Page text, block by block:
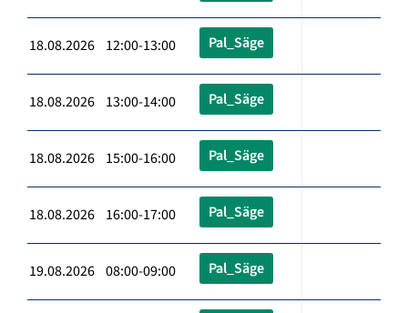
18.08.2026 12:00-13:00 Pal_Säge
18.08.2026 13:00-14:00 Pal_Säge
18.08.2026 15:00-16:00 Pal_Säge
18.08.2026 16:00-17:00 Pal_Säge
19.08.2026 08:00-09:00 Pal_Säge